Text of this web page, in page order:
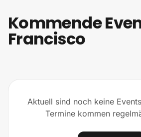
Kommende
Francisco
Aktuell sind noch keine
Termine kommen